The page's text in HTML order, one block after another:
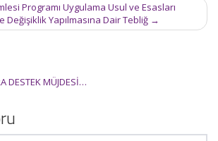
Programı Uygulama Usul ve Esasları
Değişiklik Yapılmasına Dair Tebliğ →
DESTEK MÜJDESİ…